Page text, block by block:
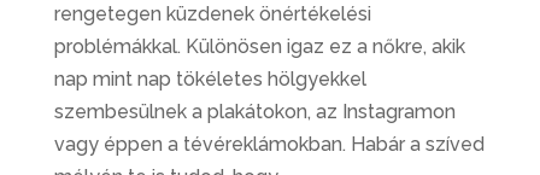
rengetegen küzdenek önértékelési
problémákkal. Különösen igaz ez a nőkre, akik
nap mint nap tökéletes hölgyekkel
szembesülnek a plakátokon, az Instagramon
vagy éppen a tévéreklámokban. Habár a szíved